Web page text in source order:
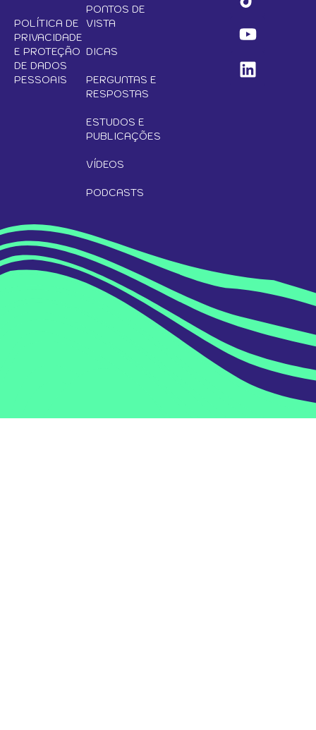
POLÍTICA DE
PRIVACIDADE
E PROTEÇÃO
DE DADOS
PESSOAIS
PONTOS DE
VISTA
DICAS
PERGUNTAS E
RESPOSTAS
ESTUDOS E
PUBLICAÇÕES
VÍDEOS
PODCASTS